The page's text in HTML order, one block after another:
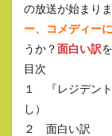
の放送が始まり
ー、コメディー
うか？面白い訳
目次
１ 『レジデン
し）
２ 面白い訳